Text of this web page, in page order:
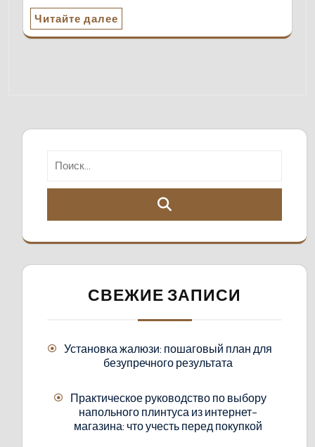
Читайте далее
СВЕЖИЕ ЗАПИСИ
Установка жалюзи: пошаговый план для
безупречного результата
Практическое руководство по выбору
напольного плинтуса из интернет-
магазина: что учесть перед покупкой